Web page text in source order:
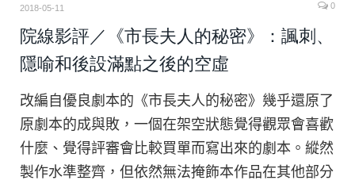
2018-05-11 0
院線影評／《市長夫人的秘密》：諷刺、
隱喻和後設滿點之後的空虛
改編自優良劇本的《市長夫人的秘密》幾乎還原了
原劇本的成與敗，一個在架空狀態覺得觀眾會喜歡
什麼、覺得評審會比較買單而寫出來的劇本。縱然
製作水準整齊，但依然無法掩飾本作品在其他部分